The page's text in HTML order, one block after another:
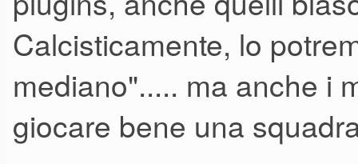
del Prophet 08 che mi
sonoro).
Tuttavia ripeto: è un fatto
- SEGUE -
Calcisticamente, lo
mediano"..... ma anche i
giocare bene una